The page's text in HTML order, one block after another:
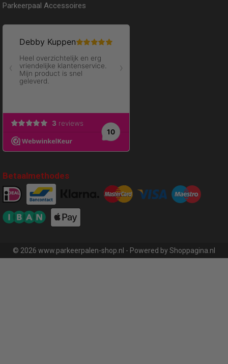
Parkeerpaal Accessoires
Betaalmethodes
© 2026 www.parkeerpalen-shop.nl - Powered by Shoppagina.nl